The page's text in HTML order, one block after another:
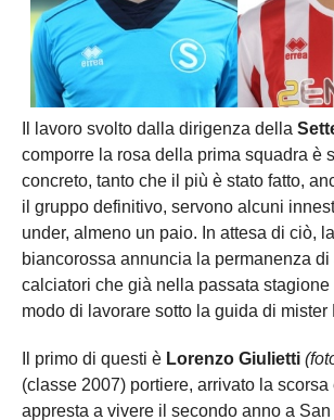
Il lavoro svolto dalla dirigenza della
comporre la rosa della prima squadra è
concreto, tanto che il più è stato fatto,
il gruppo definitivo, servono alcuni
under, almeno un paio. In attesa di ciò,
biancorossa annuncia la permanenza
calciatori che già nella passata
modo di lavorare sotto la guida di mister
Il primo di questi è Lorenzo Giulietti
(classe 2007) portiere, arrivato la scorsa
appresta a vivere il secondo anno a